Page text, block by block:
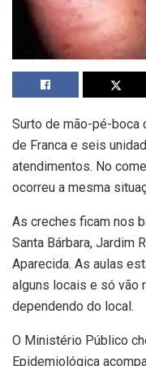
Surto de mão-pé-boca
de Franca e seis
atendimentos. No
ocorreu a mesma
As creches ficam nos
Santa Bárbara, Jardim
Aparecida. As aulas
alguns locais e só vão
dependendo do local.
O Ministério Público
Epidemiológica